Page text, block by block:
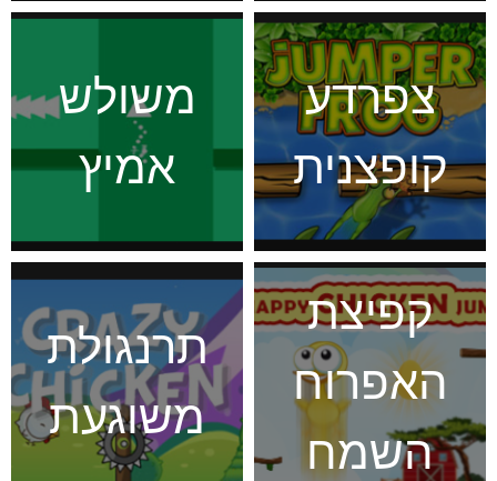
צפרדע
קופצנית
משולש
אמיץ
קפיצת
האפרוח
השמח
תרנגולת
משוגעת